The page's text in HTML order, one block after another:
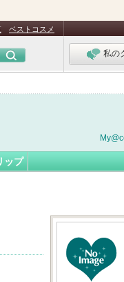
ベストコスメ
私の
ップ